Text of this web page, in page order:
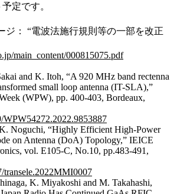
定です。
ジ： “電波法施行規則等の一部を改正
main_content/000815075.pdf
and K. Itoh, “A 920 MHz band rectenna
small loop antenna (IT-SLA),”
(WPW), pp. 400-403, Bordeaux,
WPW54272.2022.9853887
Noguchi, “Highly Efficient High-Power
on Antenna (DoA) Topology,” IEICE
vol. E105-C, No.10, pp.483-491,
transele.2022MMI0007
K. Miyakoshi and M. Takahashi,